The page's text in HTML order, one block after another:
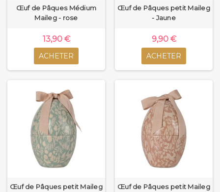
Œuf de Pâques Médium
Maileg - rose
13,90 €
ACHETER
Œuf de Pâques petit Maileg
- Jaune
9,90 €
ACHETER
Œuf de Pâques petit Maileg
Œuf de Pâques petit Maileg